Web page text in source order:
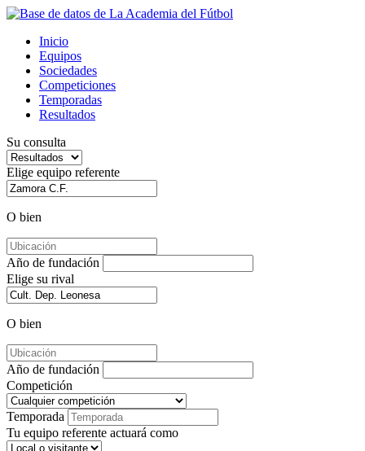
Inicio
Equipos
Sociedades
Competiciones
Temporadas
Resultados
Su consulta
Elige equipo referente
O bien
Año de fundación
Elige su rival
O bien
Año de fundación
Competición
Temporada
Tu equipo referente actuará como